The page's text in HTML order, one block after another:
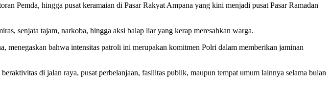
Pemda, hingga pusat keramaian di Pasar Rakyat Ampana yang kini menjadi pusat Pasar Ramadan
senjata tajam, narkoba, hingga aksi balap liar yang kerap meresahkan warga.
bahwa intensitas patroli ini merupakan komitmen Polri dalam memberikan jaminan
di jalan raya, pusat perbelanjaan, fasilitas publik, maupun tempat umum lainnya selama bulan